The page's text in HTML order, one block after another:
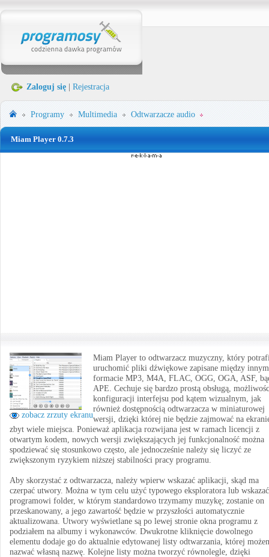
Zaloguj się Rejestracja
Programy Multimedia Odtwarzacze audio
Miam Player 0.7.3
zobacz zrzuty ekranu
Miam Player to odtwarzacz muzyczny, który
uruchomić pliki dźwiękowe zapisane między
formacie MP3, M4A, FLAC, OGG, OGA, ASF,
APE. Cechuje się bardzo prostą obsługą,
konfiguracji interfejsu pod kątem wizualnym, jak
również dostępnością odtwarzacza w miniaturowej
wersji, dzięki której nie będzie zajmować na
zbyt wiele miejsca. Ponieważ aplikacja rozwijana jest w ramach licencji z
otwartym kodem, nowych wersji zwiększających jej funkcjonalność można
spodziewać się stosunkowo często, ale jednocześnie należy się liczyć ze
zwiększonym ryzykiem niższej stabilności pracy programu.
Aby skorzystać z odtwarzacza, należy wpierw wskazać aplikacji, skąd ma
czerpać utwory. Można w tym celu użyć typowego eksploratora lub wskazać
programowi folder, w którym standardowo trzymamy muzykę; zostanie on
przeskanowany, a jego zawartość będzie w przyszłości automatycznie
aktualizowana. Utwory wyświetlane są po lewej stronie okna programu z
podziałem na albumy i wykonawców. Dwukrotne kliknięcie dowolnego
elementu dodaje go do aktualnie edytowanej listy odtwarzania, której
nazwać własną nazwę. Kolejne listy można tworzyć równolegle, dzięki